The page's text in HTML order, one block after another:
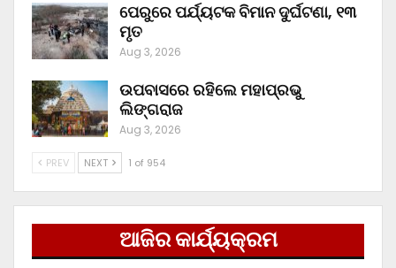
ପେରୁରେ ପର୍ଯ୍ୟଟକ ବିମାନ ଦୁର୍ଘଟଣା, ୧୩
ମୃତ
Aug 3, 2026
ଉପବାସରେ ରହିଲେ ମହାପ୍ରଭୁ
ଲିଙ୍ଗରାଜ
Aug 3, 2026
PREV NEXT 1 of 954
ଆଜିର କାର୍ଯ୍ୟକ୍ରମ